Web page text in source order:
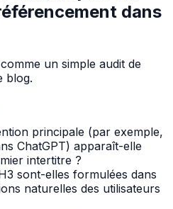
dans
un simple audit de
blog.
principale (par exemple,
ChatGPT) apparaît-elle
intertitre ?
sont-elles formulées dans
naturelles des utilisateurs